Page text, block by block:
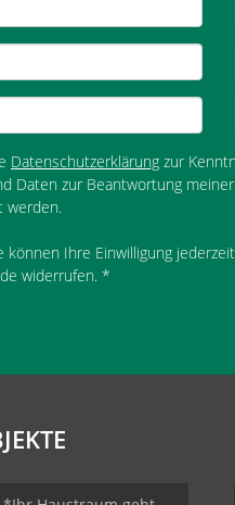
Datenschutzerklärung zur
Daten zur Beantwortung
werden.
können Ihre Einwilligung
widerrufen. *